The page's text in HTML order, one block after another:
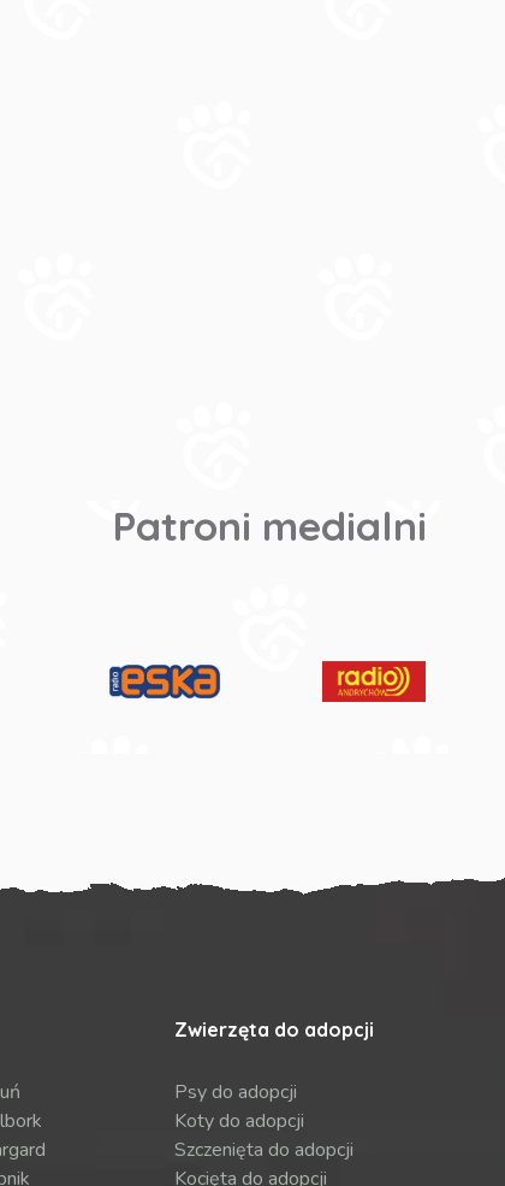
Patroni medialni
Zwierzęta do adopcji
Psy do adopcji
Koty do adopcji
Szczenięta do adopcji
Kocięta do adopcji